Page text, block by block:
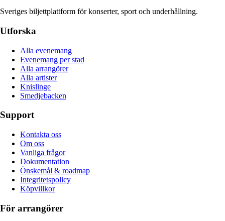
Sveriges biljettplattform för konserter, sport och underhållning.
Utforska
Alla evenemang
Evenemang per stad
Alla arrangörer
Alla artister
Knislinge
Smedjebacken
Support
Kontakta oss
Om oss
Vanliga frågor
Dokumentation
Önskemål & roadmap
Integritetspolicy
Köpvillkor
För arrangörer